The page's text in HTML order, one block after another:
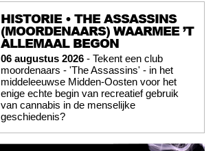
HISTORIE • THE ASSASSINS
(MOORDENAARS) WAARMEE ’T
ALLEMAAL BEGON
06 augustus 2026 - Tekent een club
moordenaars - 'The Assassins' - in het
middeleeuwse Midden-Oosten voor het
enige echte begin van recreatief gebruik
van cannabis in de menselijke
geschiedenis?